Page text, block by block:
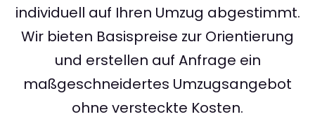
individuell auf Ihren Umzug abgestimmt.
Wir bieten Basispreise zur Orientierung
und erstellen auf Anfrage ein
maßgeschneidertes Umzugsangebot
ohne versteckte Kosten.